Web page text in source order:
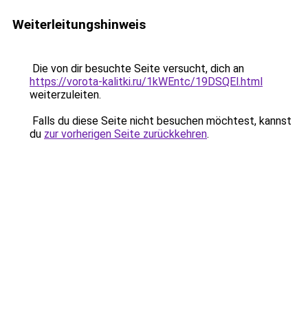
Weiterleitungshinweis
Die von dir besuchte Seite versucht, dich an
https://vorota-kalitki.ru/1kWEntc/19DSQEl.html
weiterzuleiten.
Falls du diese Seite nicht besuchen möchtest, kannst
du zur vorherigen Seite zurückkehren.